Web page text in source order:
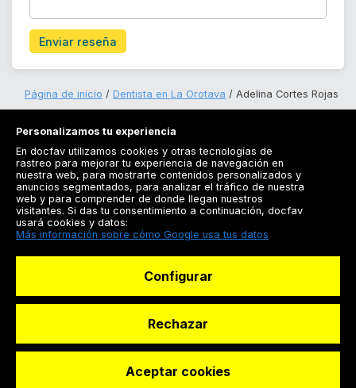
Enviar reseña
Página de inicio Dentista en La Orotava Adelina Cortes Rojas
Registrarse
Docfav
© Dashboard Technologies S.L
Personalizamos tu experiencia
En docfav utilizamos cookies y otras tecnologías de
rastreo para mejorar tu experiencia de navegación en
nuestra web, para mostrarte contenidos personalizados y
anuncios segmentados, para analizar el tráfico de nuestra
web y para comprender de donde llegan nuestros
visitantes. Si das tu consentimiento a continuación, docfav
usará cookies y datos:
Más información sobre cómo Google usa tus datos
Configurar
Rechazar
Aceptar cookies